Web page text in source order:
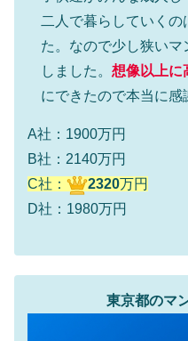
二人で暮らしていく
た。なので少し狭い
しました。 想像以上に
にできたので本当に感
A社：1900万円
B社：2140万円
C社：
2320万円
D社：1980万円
東京都のマ